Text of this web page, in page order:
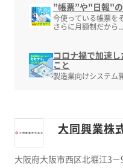
”帳票”や"日報"の
今使っている帳票を
さらに月額制だから...
コロナ禍で加速
こと
製造業向けシステム
大同興業株
大阪府大阪市西区北堀江3－